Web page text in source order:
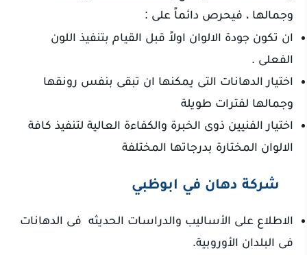
وجمالها ، فيحرص دائماً على :
ان تكون جودة الالوان اولاً قبل القيام بتنفيذ اللون
الفعلى .
اختيار الدهانات التى يمكنها ان تبقى بنفس رونقها
وجمالها لفترات طويلة
اختيار الفنيين ذوى الخبرة والكفاءة العالية لتنفيذ كافة
الالوان المختارة بدرجاتها المختلفة
شركة دهان في ابوظبي
الاطلاع على الأساليب والدراسات الحديثه فى الدهانات
فى البلدان الأوروبية.